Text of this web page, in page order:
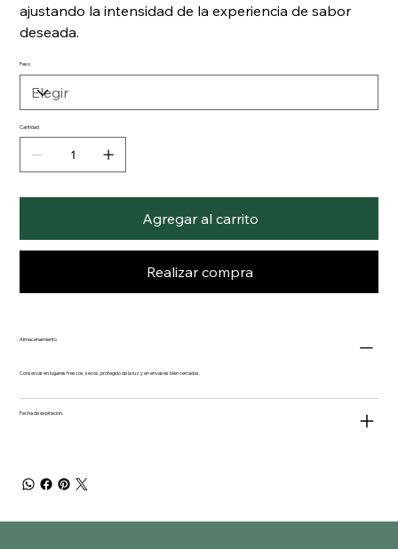
ajustando la intensidad de la experiencia de sabor
deseada.
Peso
Cantidad
Agregar al carrito
Realizar compra
Almacenamiento
Conservar en lugares frescos, secos, protegido de la luz y en envases bien cerrados.
Fecha de expiración.